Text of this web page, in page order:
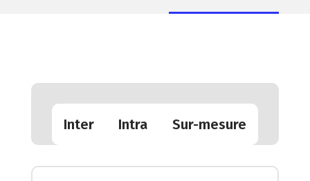
Inter Intra Sur-mesure